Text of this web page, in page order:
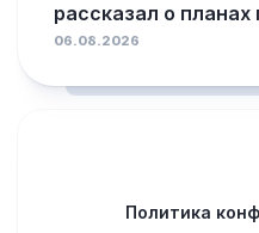
рассказал о
06.08.2026
Политика